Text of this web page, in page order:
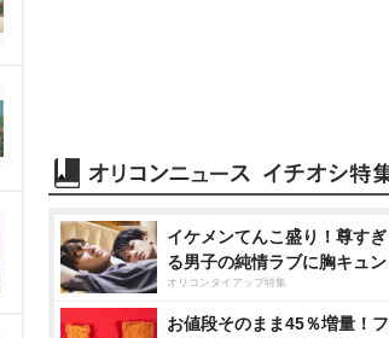
イケメンてんこ盛り！尊すぎ
る男子の純情ラブに胸キュン
オリコンタイアップ特集
お値段そのまま45％増量！フ